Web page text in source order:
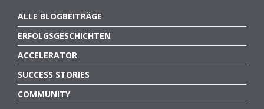
ALLE BLOGBEITRÄGE
ERFOLGSGESCHICHTEN
ACCELERATOR
SUCCESS STORIES
COMMUNITY